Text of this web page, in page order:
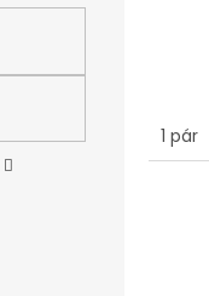
1 pár